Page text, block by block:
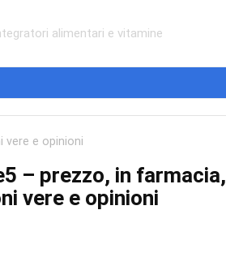
alimentari e vitamine
vere e opinioni
– prezzo, in farmacia,
vere e opinioni